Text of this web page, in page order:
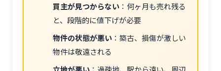
買主が見つからない ：何ヶ月も売れ残る
と、段階的に値下げが必要
物件の状態が悪い ：築古、損傷が激しい
物件は敬遠される